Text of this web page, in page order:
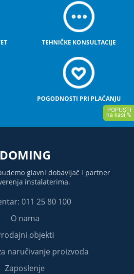
TEHNIČKE KONSULTACIJE
POGODNOSTI PRI PLAĆANJU
DOMING
glavni dobavljač i partner
instalaterima.
011 25 80 100
O nama
objekti
naručivanje proizvoda
Zaposlenje